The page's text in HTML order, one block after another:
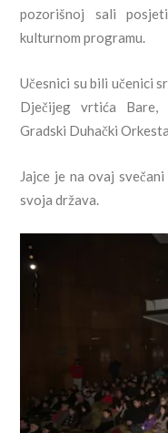
pozorišnoj sali
kulturnom programu.
Učesnici su bili učenici
Dječijeg vrtića Bare,
Gradski Duhački
Jajce je na ovaj
svoja država.